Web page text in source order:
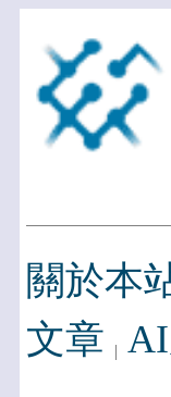
關於本
文章